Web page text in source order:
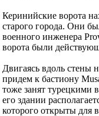
Керинийские ворота
старого города. Они
военного инженера
ворота были
Двигаясь вдоль стены
придем к бастиону
тоже занят турецкими
его здании
которого открыты для